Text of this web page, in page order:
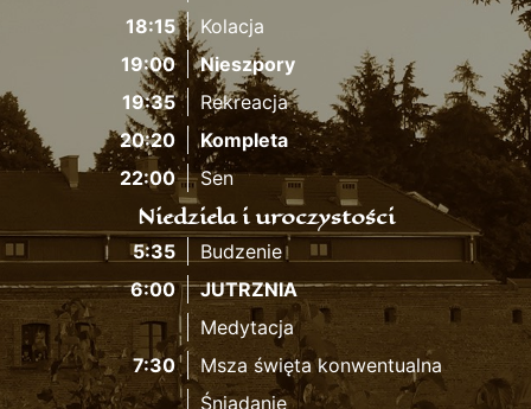
18:15
Kolacja
19:00
Nieszpory
19:35
Rekreacja
20:20
Kompleta
22:00
Sen
Niedziela i uroczystości
5:35
Budzenie
6:00
JUTRZNIA
Medytacja
7:30
Msza święta konwentualna
Śniadanie